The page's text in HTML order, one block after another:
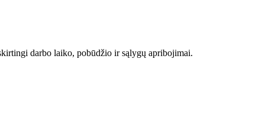
darbo laiko, pobūdžio ir sąlygų apribojimai.